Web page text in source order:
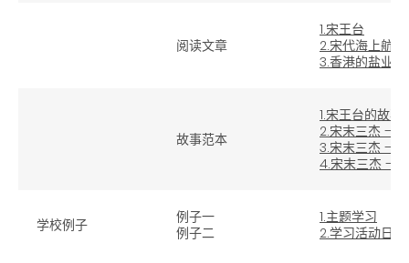
阅读文章
1.宋王台
2.宋代海上航
3.香港的盐业
故事范本
1.宋王台的故事
2.宋末三杰 –
3.宋末三杰 –
4.宋末三杰 –
学校例子
例子一
例子二
1.主题学习
2.学习活动日